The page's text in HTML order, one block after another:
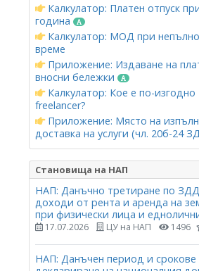
Калкулатор: Платен отпуск
година
Калкулатор: МОД при
време
Приложение: Издаване на
вносни бележки
Калкулатор: Кое е по-
freelancer?
Приложение: Място на
доставка на услуги (чл. 20б-24
Становища на НАП
НАП: Данъчно третиране по
доходи от рента и аренда на
при физически лица и
17.07.2026 ЦУ на НАП 1496
НАП: Данъчен период и срокове